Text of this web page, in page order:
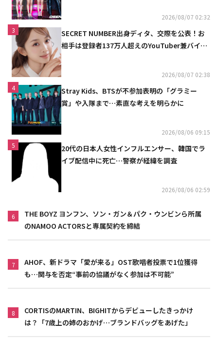
2026/08/07 02:32
3
SECRET NUMBER出身ディタ、交際を公表！お
相手は登録者137万人超えのYouTuber兼バイオ
2026/08/07 02:38
4
Stray Kids、BTSが不参加表明の「グラミー
賞」や入隊まで…素直な考えを明らかに
2026/08/06 09:15
5
20代の日本人女性インフルエンサー、韓国でラ
イブ配信中に死亡…警察が経緯を調査
2026/08/06 02:59
6
THE BOYZ ヨンフン、ソン・ガン＆パク・ウンビンら所属
のNAMOO ACTORSと専属契約を締結
7
AHOF、新ドラマ「愛が来る」OST歌唱者投票で1位獲得
も…関与を否定“事前の協議がなく参加は不可能”
8
CORTISのMARTIN、BIGHITからデビューしたきっかけ
は？「7歳上の姉のおかげ…ブランドバッグをあげた」